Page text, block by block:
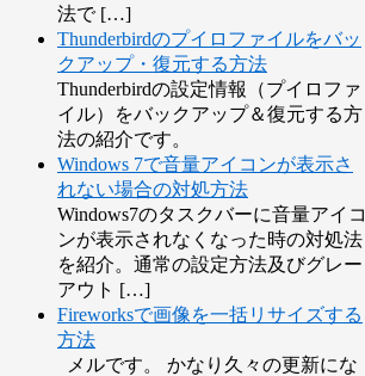
法で […]
Thunderbirdのプイロファイルをバッ
クアップ・復元する方法
Thunderbirdの設定情報（プイロファ
イル）をバックアップ＆復元する方
法の紹介です。
Windows 7で音量アイコンが表示さ
れない場合の対処方法
Windows7のタスクバーに音量アイコ
ンが表示されなくなった時の対処法
を紹介。通常の設定方法及びグレー
アウト […]
Fireworksで画像を一括リサイズする
方法
メルです。 かなり久々の更新にな